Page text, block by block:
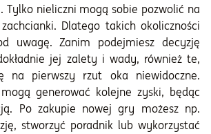
Tylko nieliczni mogą sobie pozwolić na
Dlatego takich okoliczności
uwagę. Zanim podejmiesz decyzję
jej zalety i wady, również te,
na pierwszy rzut oka niewidoczne.
generować kolejne zyski, będąc
Po zakupie nowej gry możesz np.
stworzyć poradnik lub wykorzystać